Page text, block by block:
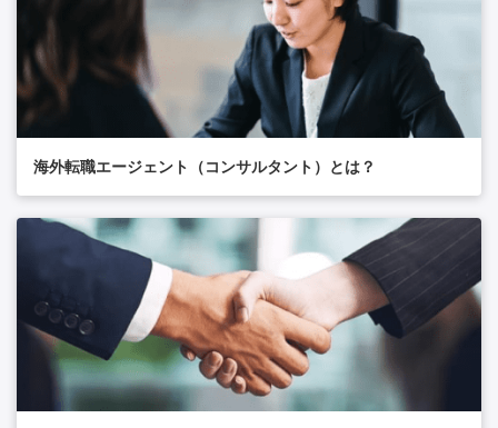
海外転職エージェント（コンサルタント）とは？